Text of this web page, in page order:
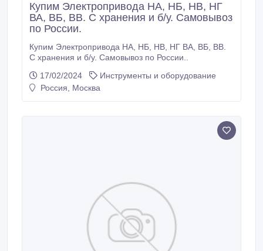
Купим Электропривода НА, НБ, НВ, НГ
ВА, ВБ, ВВ. С хранения и б/у. Самовывоз
по России.
Купим Электропривода НА, НБ, НВ, НГ ВА, ВБ, ВВ.
С хранения и б/у. Самовывоз по России..
17/02/2024
Инструменты и оборудование
Россия, Москва